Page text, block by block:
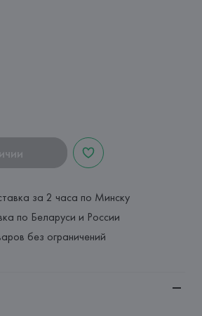
за 2 часа по Минску
по Беларуси и России
без ограничений